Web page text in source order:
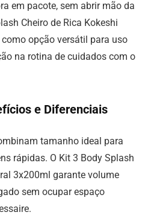
em pacote, sem abrir mão da
Cheiro de Rica Kokeshi
opção versátil para uso
na rotina de cuidados com o
e Diferenciais
tamanho ideal para
rápidas. O Kit 3 Body Splash
3x200ml garante volume
sem ocupar espaço